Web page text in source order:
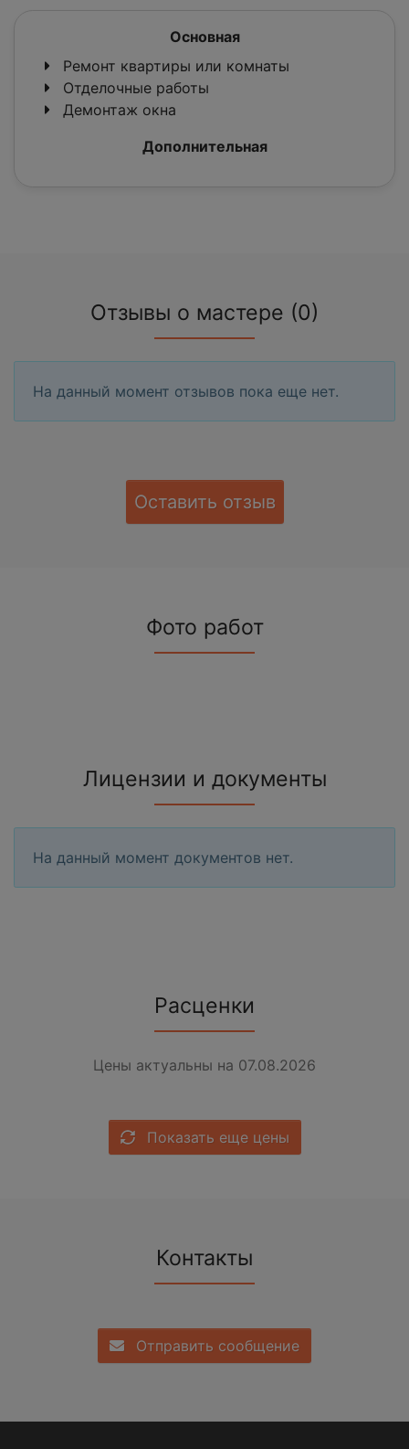
Основная
Ремонт квартиры или комнаты
Отделочные работы
Демонтаж окна
Дополнительная
Отзывы о мастере (0)
На данный момент отзывов пока еще нет.
Оставить отзыв
Фото работ
Лицензии и документы
На данный момент документов нет.
Расценки
Цены актуальны на 07.08.2026
Показать еще цены
Контакты
Отправить сообщение